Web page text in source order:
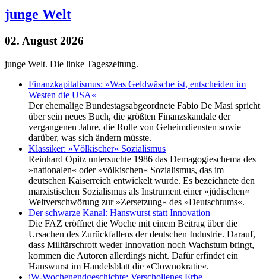
junge Welt
02. August 2026
junge Welt. Die linke Tageszeitung.
Finanzkapitalismus: »Was Geldwäsche ist, entscheiden im
Westen die USA«
Der ehemalige Bundestagsabgeordnete Fabio De Masi spricht
über sein neues Buch, die größten Finanzskandale der
vergangenen Jahre, die Rolle von Geheimdiensten sowie
darüber, was sich ändern müsste.
Klassiker: »Völkischer« Sozialismus
Reinhard Opitz untersuchte 1986 das Demagogieschema des
»nationalen« oder »völkischen« Sozialismus, das im
deutschen Kaiserreich entwickelt wurde. Es bezeichnete den
marxistischen Sozialismus als Instrument einer »jüdischen«
Weltverschwörung zur »Zersetzung« des »Deutschtums«.
Der schwarze Kanal: Hanswurst statt Innovation
Die FAZ eröffnet die Woche mit einem Beitrag über die
Ursachen des Zurückfallens der deutschen Industrie. Darauf,
dass Militärschrott weder Innovation noch Wachstum bringt,
kommen die Autoren allerdings nicht. Dafür erfindet ein
Hanswurst im Handelsblatt die »Clownokratie«.
jW-Wochenendgeschichte: Verschollenes Erbe